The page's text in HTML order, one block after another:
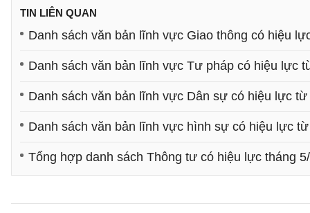
TIN LIÊN QUAN
Danh sách văn bản lĩnh vực Giao thông có hiệu
Danh sách văn bản lĩnh vực Tư pháp có hiệu lực
Danh sách văn bản lĩnh vực Dân sự có hiệu lực từ
Danh sách văn bản lĩnh vực hình sự có hiệu lực
Tổng hợp danh sách Thông tư có hiệu lực tháng